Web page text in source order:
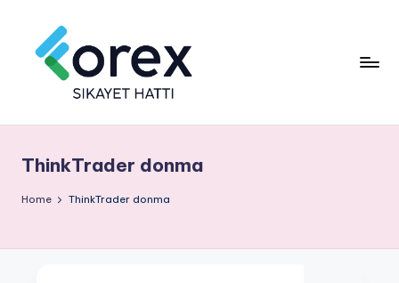
ThinkTrader donma
Home ThinkTrader donma